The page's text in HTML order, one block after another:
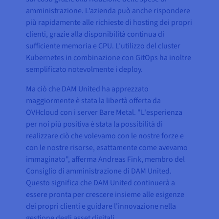
amministrazione. L’azienda può anche rispondere
più rapidamente alle richieste di hosting dei propri
clienti, grazie alla disponibilità continua di
sufficiente memoria e CPU. L’utilizzo del cluster
Kubernetes in combinazione con GitOps ha inoltre
semplificato notevolmente i deploy.
Ma ciò che DAM United ha apprezzato
maggiormente è stata la libertà offerta da
OVHcloud con i server Bare Metal. "L'esperienza
per noi più positiva è stata la possibilità di
realizzare ciò che volevamo con le nostre forze e
con le nostre risorse, esattamente come avevamo
immaginato", afferma Andreas Fink, membro del
Consiglio di amministrazione di DAM United.
Questo significa che DAM United continuerà a
essere pronta per crescere insieme alle esigenze
dei propri clienti e guidare l'innovazione nella